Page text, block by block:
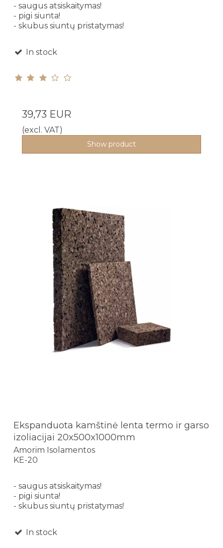
- saugus atsiskaitymas!
- pigi siunta!
- skubus siuntų pristatymas!
In stock
39,73 EUR
(excl. VAT)
Show product
Ekspanduota kamštinė lenta termo ir garso
izoliacijai 20x500x1000mm
Amorim Isolamentos
KE-20
- saugus atsiskaitymas!
- pigi siunta!
- skubus siuntų pristatymas!
In stock